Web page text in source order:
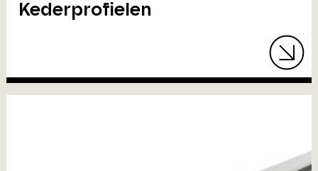
Kederprofielen